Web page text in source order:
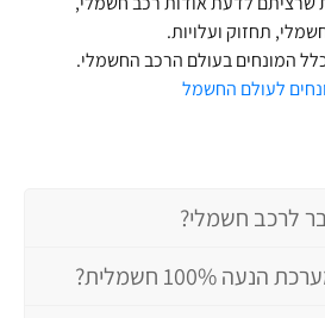
תחזוק ועלויות.
המונחים בעולם הרכב החשמלי.
לעולם החשמל
לרכב חשמלי?
100% חשמלית?